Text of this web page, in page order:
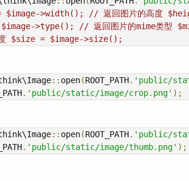
$image->width(); // 返回图片的高度
>type(); // 返回图片的mime类型
度 $size = $image->size();
:: open(ROOT_PATH. 'public/
. 'public/static/image/crop.png' );
:: open(ROOT_PATH. 'public/
. 'public/static/image/thumb.png' );